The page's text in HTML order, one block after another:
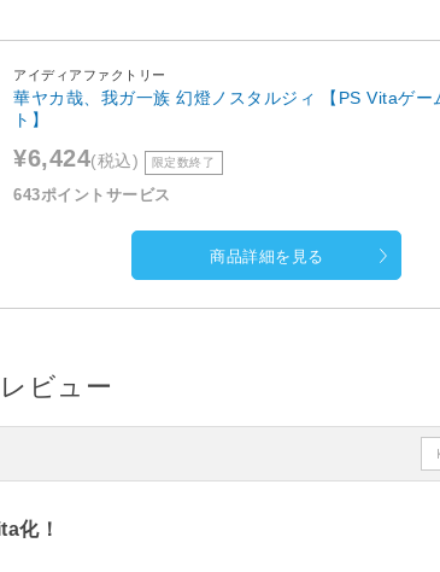
アイディアファクトリー
華ヤカ哉、我ガ一族 幻燈ノスタルジィ 【PS Vitaゲー
ト】
¥6,424(税込) 限定数終了
643ポイントサービス
商品詳細を見る
ビュー
化！